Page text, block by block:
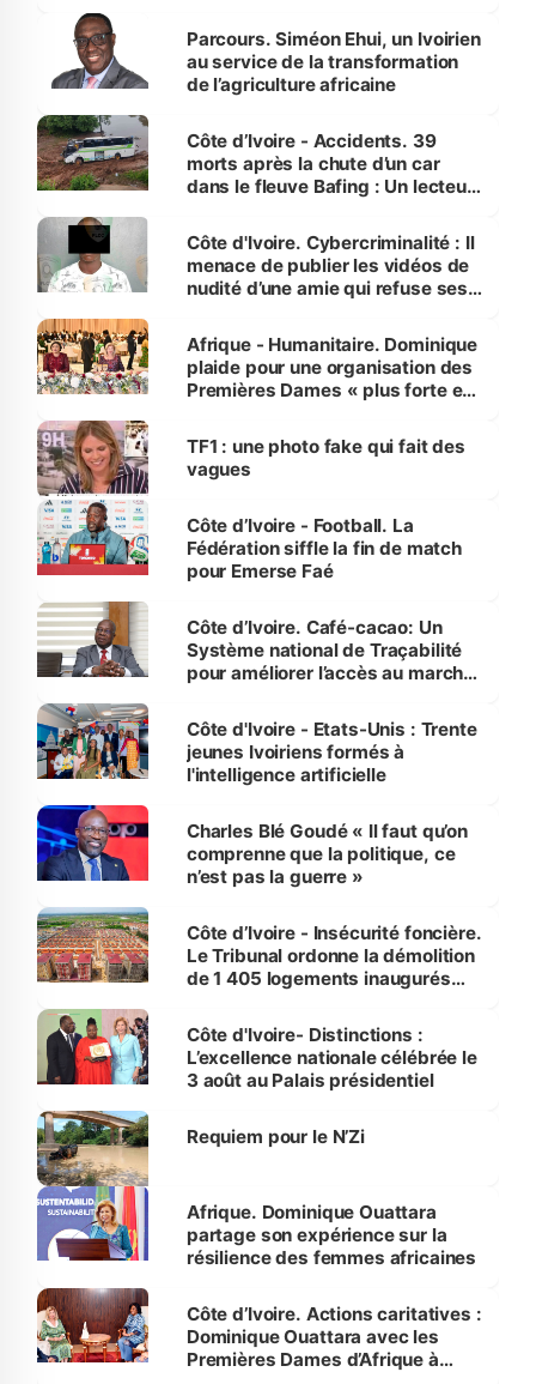
Parcours. Siméon Ehui, un Ivoirien
au service de la transformation
de l’agriculture africaine
Côte d’Ivoire - Accidents. 39
morts après la chute d’un car
dans le fleuve Bafing : Un lecteur
des Transports
Côte d'Ivoire. Cybercriminalité : Il
menace de publier les vidéos de
nudité d’une amie qui refuse ses
Afrique - Humanitaire. Dominique
plaide pour une organisation des
Premières Dames « plus forte et
sur la scène internationale »
TF1 : une photo fake qui fait des
vagues
Côte d’Ivoire - Football. La
Fédération siffle la fin de match
pour Emerse Faé
Côte d’Ivoire. Café-cacao: Un
Système national de Traçabilité
pour améliorer l’accès au marché
Côte d'Ivoire - Etats-Unis : Trente
jeunes Ivoiriens formés à
l'intelligence artificielle
Charles Blé Goudé « Il faut qu’on
comprenne que la politique, ce
n’est pas la guerre »
Côte d’Ivoire - Insécurité foncière.
Le Tribunal ordonne la démolition
de 1 405 logements inaugurés
Bassam
Côte d'Ivoire- Distinctions :
L’excellence nationale célébrée le
3 août au Palais présidentiel
Requiem pour le N’Zi
Afrique. Dominique Ouattara
partage son expérience sur la
résilience des femmes africaines
Côte d’Ivoire. Actions caritatives :
Dominique Ouattara avec les
Premières Dames d’Afrique à